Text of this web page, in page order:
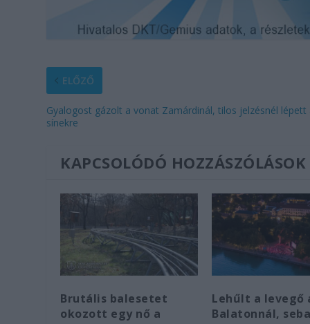
ELŐZŐ
Gyalogost gázolt a vonat Zamárdinál, tilos jelzésnél lépett
sínekre
KAPCSOLÓDÓ HOZZÁSZÓLÁSOK
Brutális balesetet
okozott egy nő a
Lehűlt a levegő
Balatonnál,